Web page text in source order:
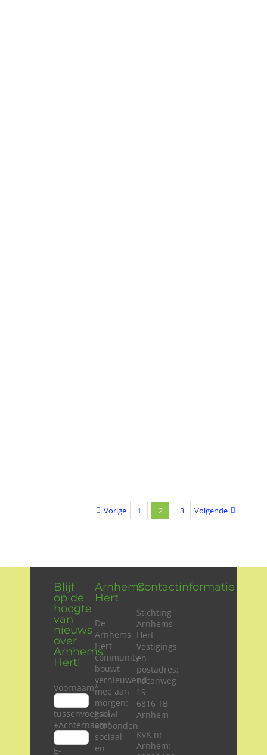
Vorige 1 2 3 Volgende
Blijf
op de
hoogte
van
nieuws
over
Arnhems
Hert!
Voornaam*
tussenvoegsel
+Achternaam*
E-
Arnhems
Hert
De
Arnhems
Hert
community
bouwt
vernieuwend
mee aan
morgen:
lokaal
verbonden,
sociaal
en
Contactinformatie
Stichting
Arnhems
Hert
Vestigings
en
postadres:
Tacanweg
19
6816 TB
Arnhem
KvK nr
Arnhem: